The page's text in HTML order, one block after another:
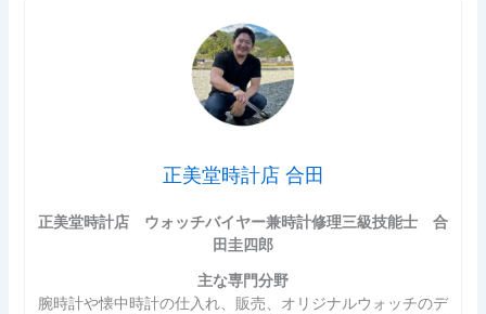
正美堂時計店 合田
正美堂時計店 ウォッチバイヤー兼時計修理三級技能士 合
田圭四郎
主な専門分野
腕時計や懐中時計の仕入れ、販売、オリジナルウォッチのデ